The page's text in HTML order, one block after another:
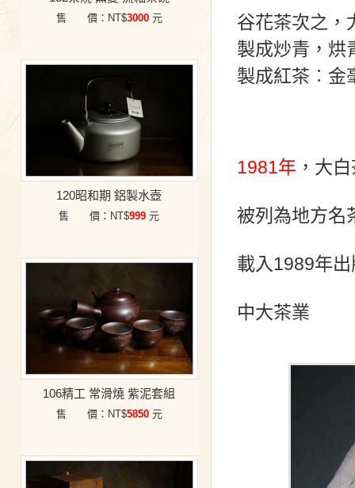
售 價：NT$3000 元
120昭和期 鋁製水壺
售 價：NT$999 元
106精工 常滑燒 紫泥套組
售 價：NT$5850 元
谷花茶次之，
製成炒青，烘
製成紅茶︰金
1981年 ，大
被列為地方名
載入1989年
中大茶業